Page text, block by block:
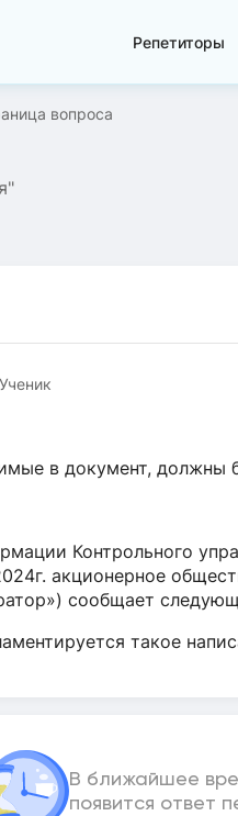
Репетиторы
вопроса
Ученик
в документ, должны
Контрольного
акционерное
сообщает
такое
В ближайшее
появится ответ